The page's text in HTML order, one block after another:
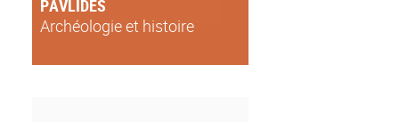
PAVLIDES
Archéologie et histoire